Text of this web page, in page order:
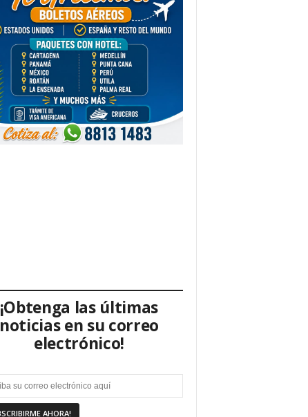
¡Obtenga las últimas
noticias en su correo
electrónico!